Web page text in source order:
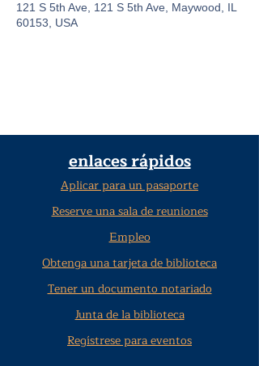
121 S 5th Ave, 121 S 5th Ave, Maywood, IL
60153, USA
enlaces rápidos
Aplicar para un pasaporte
Reserve una sala de reuniones
Empleo
Obtenga una tarjeta de biblioteca
Tener un documento notariado
Junta de la biblioteca
Regístrese para eventos